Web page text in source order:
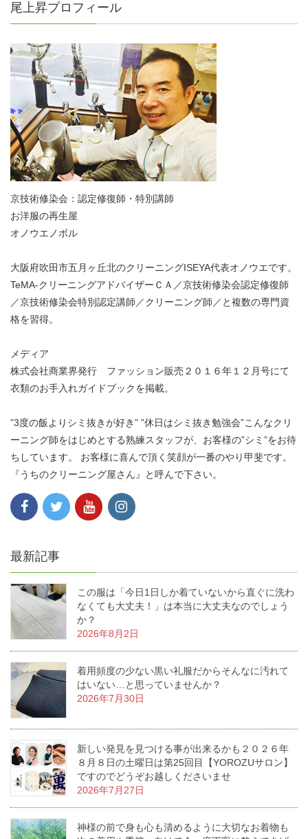
尾上昇プロフィール
京技術修染会：認定修復師・特別講師
お洋服の再生屋
オノウエノボル
大阪府吹田市五月ヶ丘北のクリーニングISEYA代表オノウエです。
TeMA-クリーニングアドバイザーＣＡ／京技術修染会認定修復師
／京技術修染会特別認定講師／クリーニング師／と複数の専門資
格を習得。
メディア
株式会社商業界発行 ファッション販売２０１６年１２月号にて
衣類のお手入れガイドブックを掲載。
”3度の飯よりシミ抜きが好き” ”休日はシミ抜き勉強会”こんなクリ
ーニング師をはじめとする熟練スタッフが、お客様の”シミ”をお待
ちしています。 お客様に喜んで頂く笑顔が一番のやり甲斐です。
『うちのクリーニング屋さん』と呼んで下さい。
最新記事
この服は「今日1日しか着ていないから直ぐに洗わ
なくても大丈夫！」は本当に大丈夫なのでしょう
か？
2026年8月2日
着用頻度の少ない黒い礼服だからそんなに汚れて
はいない…と思っていませんか？
2026年7月30日
新しい発見を見つける事が出来るかも２０２６年
８月８日の土曜日は第25回目【YOROZUサロン】
ですのでどうぞお越しくださいませ
2026年7月27日
神様の前で身も心も清めるように大切なお着物も